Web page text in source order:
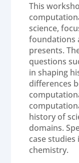
This
science,
foundations
presents.
questions
in shaping
differences
history of
domains.
case
chemistry.